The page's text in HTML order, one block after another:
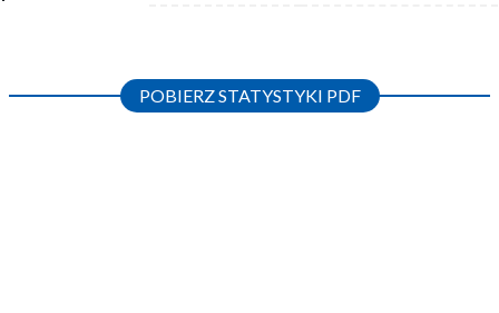
POBIERZ STATYSTYKI PDF